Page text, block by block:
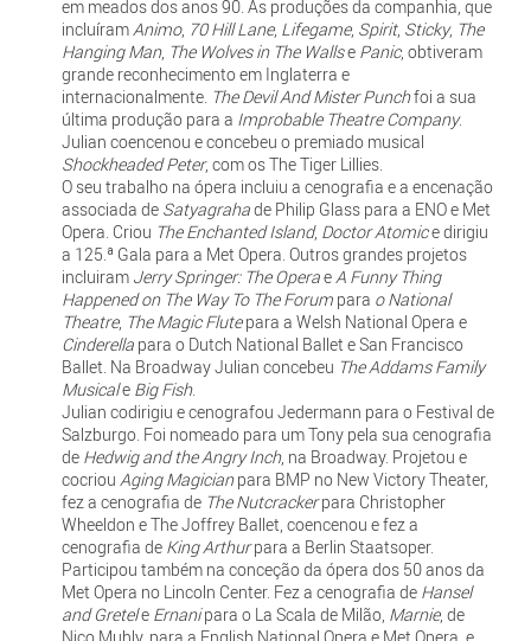
em meados dos anos 90. As produções da companhia, que
incluíramAnimo, 70 Hill Lane, Lifegame, Spirit, Sticky, The
Hanging Man, The Wolves in The Wallse Panic, obtiveram
grande reconhecimento em Inglaterra e
internacionalmente. The Devil And Mister Punchfoi a sua
última produção para a Improbable Theatre Company.
Julian coencenou e concebeu o premiado musical
Shockheaded Peter, com os The Tiger Lillies.
O seu trabalho na ópera incluiu a cenografia e a encenação
associada de Satyagrahade Philip Glass para a ENO e Met
Opera. Criou The Enchanted Island, Doctor Atomice dirigiu
a 125.ª Gala para a Met Opera. Outros grandes projetos
incluiram Jerry Springer: The OperaeA Funny Thing
Happened on The Way To The Forumpara o National
Theatre, The Magic Flutepara a Welsh National Opera e
Cinderellapara o Dutch National Ballet e San Francisco
Ballet. Na Broadway Julian concebeu The Addams Family
Musicale Big Fish.
Julian codirigiu e cenografou Jedermann para o Festival de
Salzburgo. Foi nomeado para um Tony pela sua cenografia
de Hedwig and the Angry Inch, na Broadway. Projetou e
cocriou Aging Magicianpara BMP no New Victory Theater,
fez a cenografia de The Nutcrackerpara Christopher
Wheeldon e The Joffrey Ballet, coencenou e fez a
cenografia de King Arthurpara a Berlin Staatsoper.
Participou também na conceção da ópera dos 50 anos da
Met Opera no Lincoln Center. Fez a cenografia de Hansel
and Gretele Ernanipara o La Scala de Milão, Marnie, de